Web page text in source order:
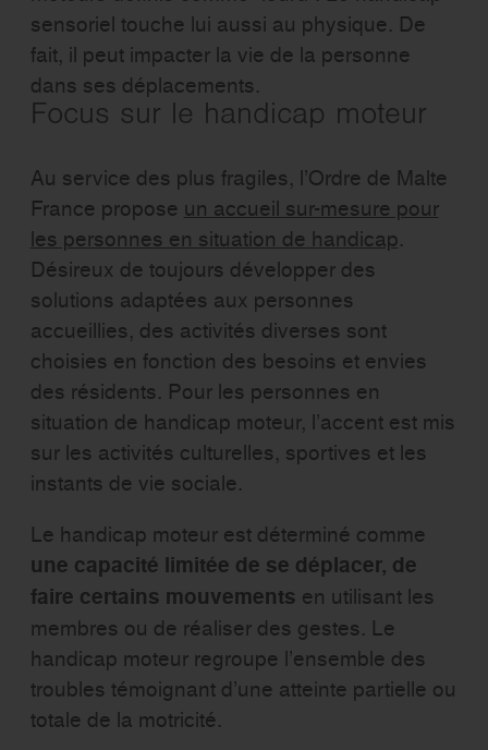
sensoriel touche lui aussi au physique. De
fait, il peut impacter la vie de la personne
dans ses déplacements.
Focus sur le handicap moteur
Au service des plus fragiles, l’Ordre de Malte
France propose un accueil sur-mesure pour
les personnes en situation de handicap.
Désireux de toujours développer des
solutions adaptées aux personnes
accueillies, des activités diverses sont
choisies en fonction des besoins et envies
des résidents. Pour les personnes en
situation de handicap moteur, l’accent est mis
sur les activités culturelles, sportives et les
instants de vie sociale.
Le handicap moteur est déterminé comme
une capacité limitée de se déplacer, de
faire certains mouvements en utilisant les
membres ou de réaliser des gestes. Le
handicap moteur regroupe l’ensemble des
troubles témoignant d’une atteinte partielle ou
totale de la motricité.